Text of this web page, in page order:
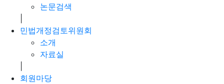
논문검색
민법개정검토위원회
소개
자료실
회원마당